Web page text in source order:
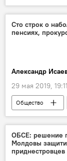
Сто строк о
пенсиях,
Александр
29 мая 2019, 19:11
Общество
пенсия
ОБСЕ: решение
Молдовы
приднестровцев